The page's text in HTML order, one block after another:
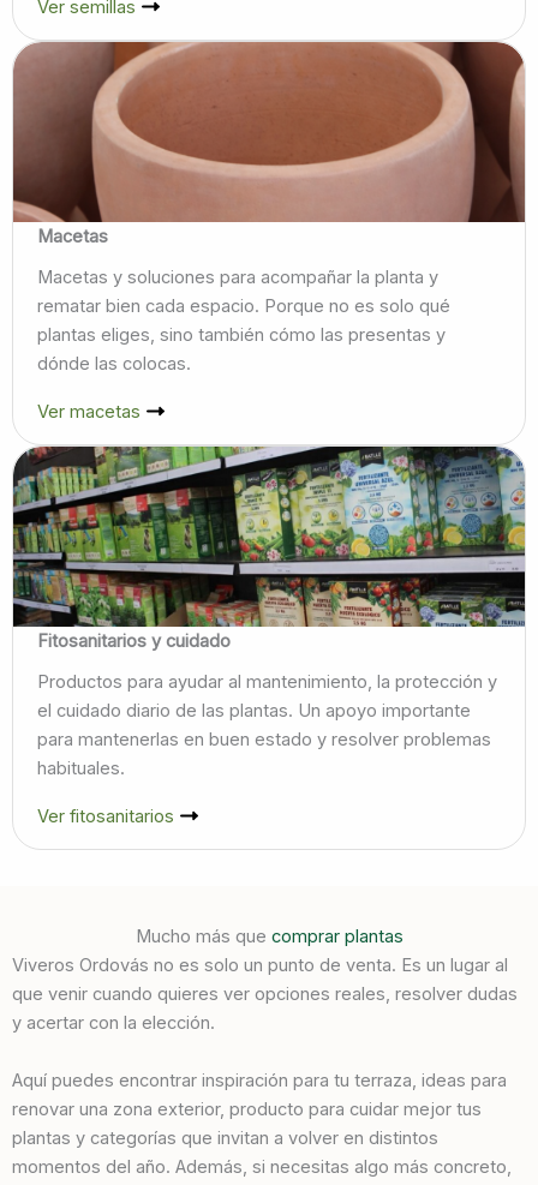
Ver semillas
Macetas
Macetas y soluciones para acompañar la planta y
rematar bien cada espacio. Porque no es solo qué
plantas eliges, sino también cómo las presentas y
dónde las colocas.
Ver macetas
Fitosanitarios y cuidado
Productos para ayudar al mantenimiento, la protección y
el cuidado diario de las plantas. Un apoyo importante
para mantenerlas en buen estado y resolver problemas
habituales.
Ver fitosanitarios
Mucho más que comprar plantas
Viveros Ordovás no es solo un punto de venta. Es un lugar al
que venir cuando quieres ver opciones reales, resolver dudas
y acertar con la elección.
Aquí puedes encontrar inspiración para tu terraza, ideas para
renovar una zona exterior, producto para cuidar mejor tus
plantas y categorías que invitan a volver en distintos
momentos del año. Además, si necesitas algo más concreto,